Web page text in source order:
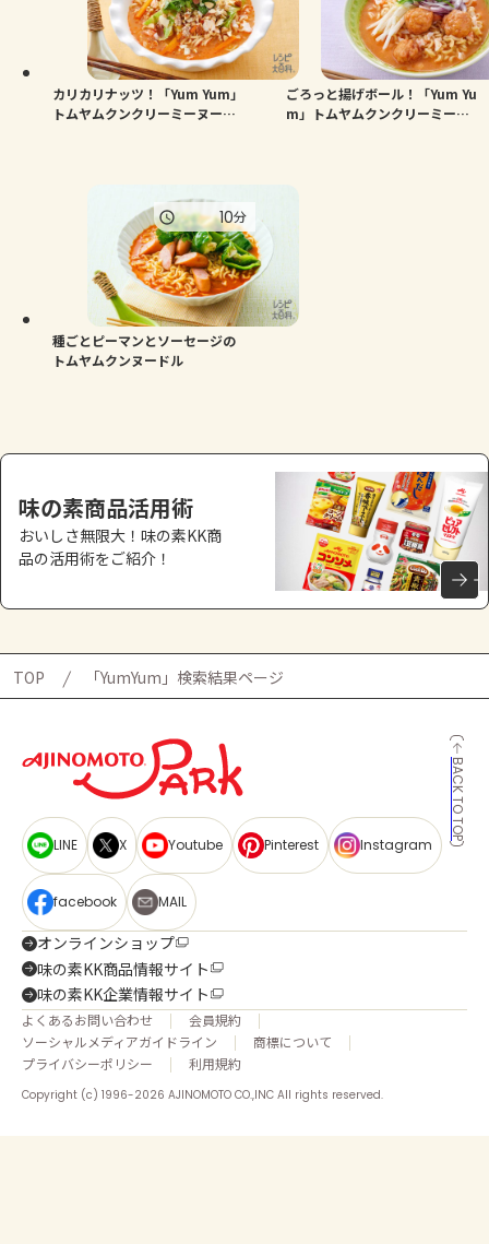
カリカリナッツ！「Yum Yum」
トムヤムクンクリーミーヌード
ごろっと揚げボール！「Yum Yu
m」トムヤムクンクリーミーヌ
種ごとピーマンとソーセージの
トムヤムクンヌードル
10分
味の素商品活用術
おいしさ無限大！味の素KK商
品の活用術をご紹介！
TOP 「YumYum」検索結果ページ
BACK TO TOP
LINE X Youtube Pinterest Instagram
facebook MAIL
オンラインショップ
味の素KK商品情報サイト
味の素KK企業情報サイト
よくあるお問い合わせ
会員規約
ソーシャルメディアガイドライン
商標について
プライバシーポリシー
利用規約
Copyright (c) 1996-2026 AJINOMOTO CO.,INC All rights reserved.